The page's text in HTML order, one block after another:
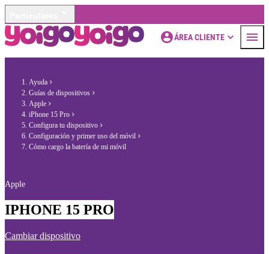
ÁREA CLIENTE
Ayuda
Guías de dispositivos
Apple
iPhone 15 Pro
Configura tu dispositivo
Configuración y primer uso del móvil
Cómo cargo la batería de mi móvil
Apple
IPHONE 15 PRO
Cambiar dispositivo